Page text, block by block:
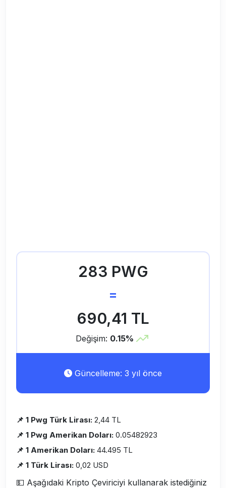
283 PWG
=
690,41 TL
Değişim: 0.15%
Güncelleme: 3 yıl önce
📌 1 Pwg Türk Lirası: 2,44 TL
📌 1 Pwg Amerikan Doları: 0.05482923
📌 1 Amerikan Doları: 44.495 TL
📌 1 Türk Lirası: 0,02 USD
💵 Aşağıdaki Kripto Çeviriciyi kullanarak istediğiniz